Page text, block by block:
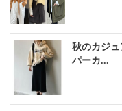
秋のカジ
パーカ...